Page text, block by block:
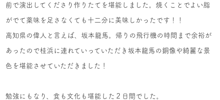
前で演出してくださり作りたてを堪能しました。焼くことでよい脂
がでて薬味を足さなくても十二分に美味しかったです！！
高知県の偉人と言えば、坂本龍馬。帰りの飛行機の時間まで余裕が
あったので桂浜に連れていっていただき坂本龍馬の銅像や綺麗な景
色を堪能させていただきました！
勉強にもなり、食も文化も堪能した２日間でした。